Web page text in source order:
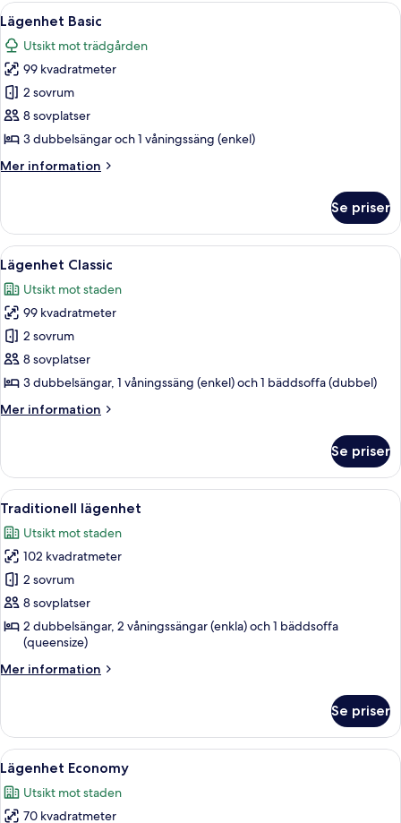
Öppna
alla
foton
för
Lägenhet
Basic
Ett kompakt vardagsrum med ett
24
Lägenhet Basic
Utsikt mot trädgården
99 kvadratmeter
2 sovrum
8 sovplatser
3 dubbelsängar och 1 våningssäng (enkel)
Mer information
Mer
Basic
Se priser
Öppna
alla
foton
för
Lägenhet
Classic
Ett rum med två sängar, var och en
21
Lägenhet Classic
Utsikt mot staden
99 kvadratmeter
2 sovrum
8 sovplatser
3 dubbelsängar, 1 våningssäng (enkel) och 1 bäddsoffa (dubbel)
Mer information
Mer
Classic
Se priser
Öppna
alla
foton
för
Traditionell
lägenhet
Traditionell lägenhet | Memory
23
Traditionell lägenhet
Utsikt mot staden
102 kvadratmeter
2 sovrum
8 sovplatser
2 dubbelsängar, 2 våningssängar (enkla) och 1 bäddsoffa
(queensize)
Mer information
Mer
lägenhet
Se priser
Öppna
alla
foton
En takförsedd uteplats med vita
21
Lägenhet Economy
Utsikt mot staden
70 kvadratmeter